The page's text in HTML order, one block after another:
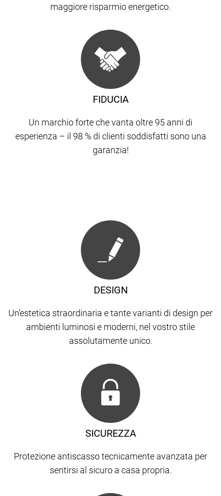
FIDUCIA
Un marchio forte che vanta oltre 95 anni di
esperienza – il 98 % di clienti soddisfatti sono una
garanzia!
maggiore risparmio energetico.
DESIGN
Un’estetica straordinaria e tante varianti di design per
ambienti luminosi e moderni, nel vostro stile
assolutamente unico.
SICUREZZA
Protezione antiscasso tecnicamente avanzata per
sentirsi al sicuro a casa propria.